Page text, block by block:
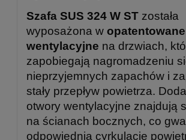
Szafa SUS 324 W ST została
wyposażona w
wentylacyjne na drzwiach,
zapobiegają nagromadzeniu
nieprzyjemnych zapachów i
stały przepływ powietrza.
otwory wentylacyjne znajdują
na ścianach bocznych, co
odpowiednią cyrkulację